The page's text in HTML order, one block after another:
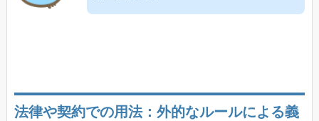
法律や契約での用法：外的なルールによる義